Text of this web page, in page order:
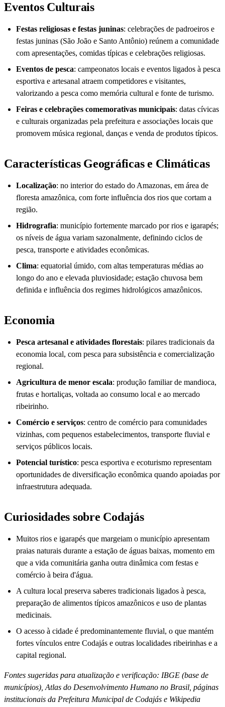
Eventos Culturais
Festas religiosas e festas juninas: celebrações de padroeiros e
festas juninas (São João e Santo Antônio) reúnem a comunidade
com apresentações, comidas típicas e celebrações religiosas.
Eventos de pesca: campeonatos locais e eventos ligados à pesca
esportiva e artesanal atraem competidores e visitantes,
valorizando a pesca como memória cultural e fonte de turismo.
Feiras e celebrações comemorativas municipais: datas cívicas
e culturais organizadas pela prefeitura e associações locais que
promovem música regional, danças e venda de produtos típicos.
Características Geográficas e Climáticas
Localização: no interior do estado do Amazonas, em área de
floresta amazônica, com forte influência dos rios que cortam a
região.
Hidrografia: município fortemente marcado por rios e igarapés;
os níveis de água variam sazonalmente, definindo ciclos de
pesca, transporte e atividades econômicas.
Clima: equatorial úmido, com altas temperaturas médias ao
longo do ano e elevada pluviosidade; estação chuvosa bem
definida e influência dos regimes hidrológicos amazônicos.
Economia
Pesca artesanal e atividades florestais: pilares tradicionais da
economia local, com pesca para subsistência e comercialização
regional.
Agricultura de menor escala: produção familiar de mandioca,
frutas e hortaliças, voltada ao consumo local e ao mercado
ribeirinho.
Comércio e serviços: centro de comércio para comunidades
vizinhas, com pequenos estabelecimentos, transporte fluvial e
serviços públicos locais.
Potencial turístico: pesca esportiva e ecoturismo representam
oportunidades de diversificação econômica quando apoiadas por
infraestrutura adequada.
Curiosidades sobre Codajás
Muitos rios e igarapés que margeiam o município apresentam
praias naturais durante a estação de águas baixas, momento em
que a vida comunitária ganha outra dinâmica com festas e
comércio à beira d'água.
A cultura local preserva saberes tradicionais ligados à pesca,
preparação de alimentos típicos amazônicos e uso de plantas
medicinais.
O acesso à cidade é predominantemente fluvial, o que mantém
fortes vínculos entre Codajás e outras localidades ribeirinhas e a
capital regional.
Fontes sugeridas para atualização e verificação: IBGE (base de
municípios), Atlas do Desenvolvimento Humano no Brasil, páginas
institucionais da Prefeitura Municipal de Codajás e Wikipedia